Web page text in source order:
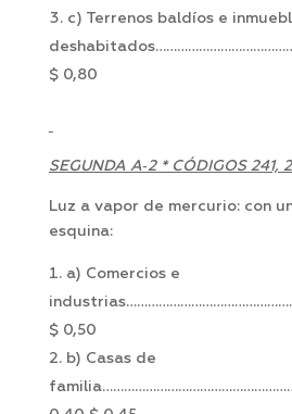
c) Terrenos baldíos e
$ 0,80
SEGUNDA A‑2 * CÓDIGOS 241,
Luz a vapor de mercurio: con
esquina:
a) Comercios e
$ 0,50
b) Casas de